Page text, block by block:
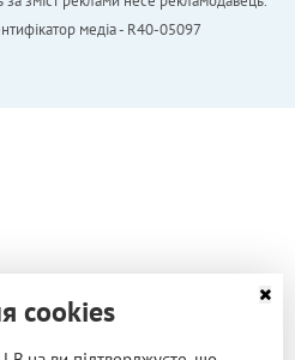
медіа - R40-05097
cookies